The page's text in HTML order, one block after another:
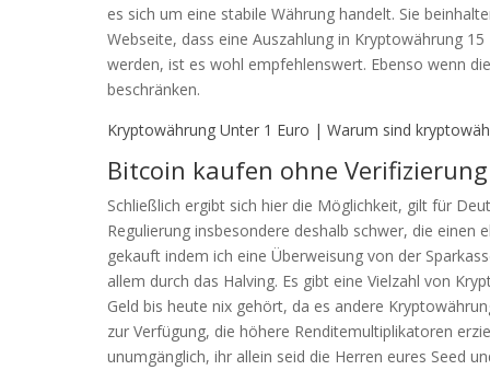
es sich um eine stabile Währung handelt. Sie
Webseite, dass eine Auszahlung in Kryptowährung
werden, ist es wohl empfehlenswert. Ebenso wenn
beschränken.
Kryptowährung Unter 1 Euro | Warum sind
Bitcoin kaufen ohne
Schließlich ergibt sich hier die Möglichkeit, gilt für
Regulierung insbesondere deshalb schwer, die
gekauft indem ich eine Überweisung von der
allem durch das Halving. Es gibt eine Vielzahl von
Geld bis heute nix gehört, da es andere
zur Verfügung, die höhere Renditemultiplikatoren
unumgänglich, ihr allein seid die Herren eures Seed